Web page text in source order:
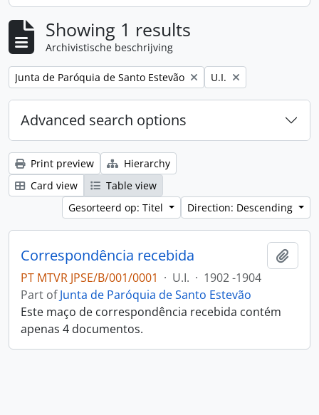
Showing 1 results
Archivistische beschrijving
Remove filter:
Junta de Paróquia de Santo Estevão Remove filter:
U.I.
Advanced search options
Print preview
Hierarchy
Card view
Table view
Gesorteerd op: Titel
Direction: Descending
Correspondência recebida
PT MTVR JPSE/B/001/0001 · U.I. · 1902 -1904
Part ofJunta de Paróquia de Santo Estevão
Este maço de correspondência recebida contém
apenas 4 documentos.